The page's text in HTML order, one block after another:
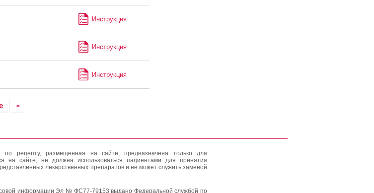
Инструкция
Инструкция
Инструкция
»
по рецепту, размещенная на сайте, предназначена только для
на сайте, не должна использоваться пациентами для принятия
лекарственных препаратов и не может служить заменой
информации Эл № ФС77-79153 выдано Федеральной службой по